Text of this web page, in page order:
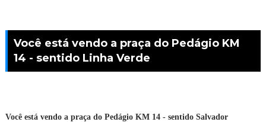
Você está vendo a praça do Pedágio KM
14 - sentido Linha Verde
Você está vendo a praça do Pedágio KM 14 - sentido Salvador